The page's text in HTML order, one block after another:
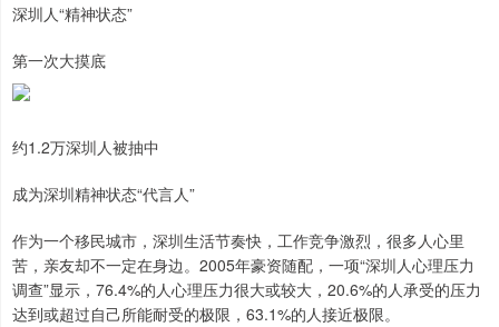
深圳人“精神状态”
第一次大摸底
约1.2万深圳人被抽中
成为深圳精神状态“代言人”
作为一个移民城市，深圳生活节奏快，工作竞争激烈，很多人心里
苦，亲友却不一定在身边。2005年豪资随配，一项“深圳人心理压力
调查”显示，76.4%的人心理压力很大或较大，20.6%的人承受的压力
达到或超过自己所能耐受的极限，63.1%的人接近极限。